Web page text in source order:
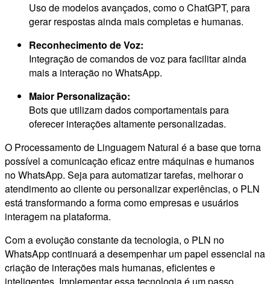
Uso de modelos avançados, como o ChatGPT, para
gerar respostas ainda mais completas e humanas.
Reconhecimento de Voz:
Integração de comandos de voz para facilitar ainda
mais a interação no WhatsApp.
Maior Personalização:
Bots que utilizam dados comportamentais para
oferecer interações altamente personalizadas.
O Processamento de Linguagem Natural é a base que torna
possível a comunicação eficaz entre máquinas e humanos
no WhatsApp. Seja para automatizar tarefas, melhorar o
atendimento ao cliente ou personalizar experiências, o PLN
está transformando a forma como empresas e usuários
interagem na plataforma.
Com a evolução constante da tecnologia, o PLN no
WhatsApp continuará a desempenhar um papel essencial na
criação de interações mais humanas, eficientes e